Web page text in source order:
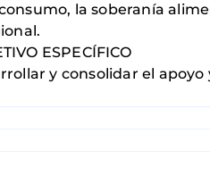
la soberanía
ESPECÍFICO
y consolidar el